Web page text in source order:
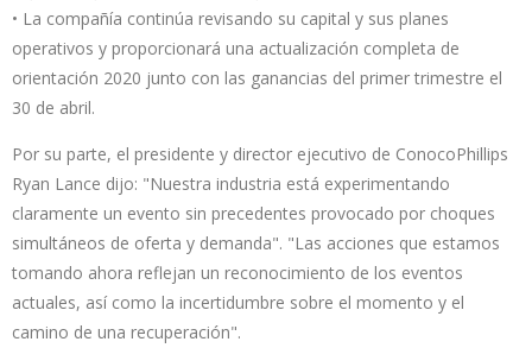
• La compañía continúa revisando su capital y sus planes
operativos y proporcionará una actualización completa de
orientación 2020 junto con las ganancias del primer trimestre el
30 de abril.
Por su parte, el presidente y director ejecutivo de ConocoPhillips
Ryan Lance dijo: "Nuestra industria está experimentando
claramente un evento sin precedentes provocado por choques
simultáneos de oferta y demanda". "Las acciones que estamos
tomando ahora reflejan un reconocimiento de los eventos
actuales, así como la incertidumbre sobre el momento y el
camino de una recuperación".